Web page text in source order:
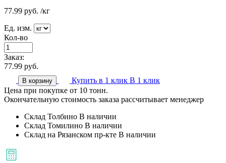
77.99 руб. /кг
Ед. изм.
Кол-во
Заказ:
77.99 руб.
В корзину Купить в 1 клик В 1 клик
Цена при покупке от 10 тонн.
Окончательную стоимость заказа рассчитывает менеджер
Склад Толбино В наличии
Склад Томилино В наличии
Склад на Рязанском пр-кте В наличии